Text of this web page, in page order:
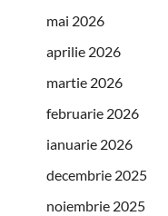
mai 2026
aprilie 2026
martie 2026
februarie 2026
ianuarie 2026
decembrie 2025
noiembrie 2025